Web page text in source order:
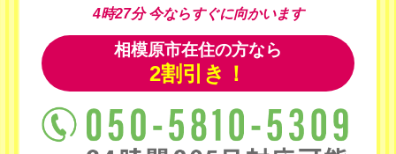
4時27分今ならすぐに向かいます
相模原市在住の方なら
2割引き！